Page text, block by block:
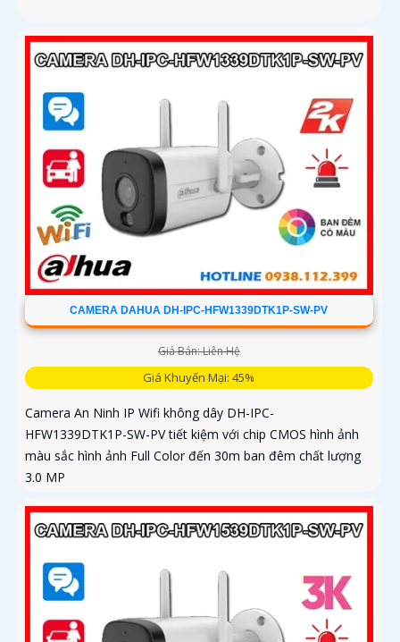
CAMERA DAHUA DH-IPC-HFW1339DTK1P-SW-PV
Giá Bán: Liên Hệ
Giá Khuyến Mại: 45%
Camera An Ninh IP Wifi không dây DH-IPC-
HFW1339DTK1P-SW-PV tiết kiệm với chip CMOS hình ảnh
màu sắc hình ảnh Full Color đến 30m ban đêm chất lượng
3.0 MP